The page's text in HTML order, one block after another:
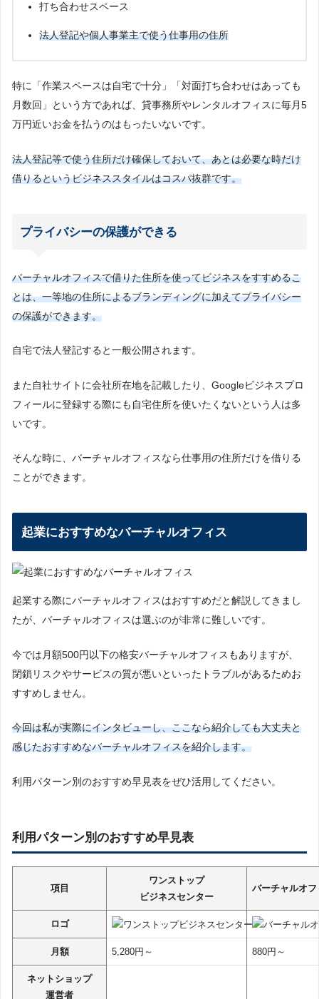
打ち合わせスペース
法人登記や個人事業主で使う仕事用の住所
特に「作業スペースは自宅で十分」「対面打ち合わせはあっても
月数回」という方であれば、貸事務所やレンタルオフィスに毎月5
万円近いお金を払うのはもったいないです。
法人登記等で使う住所だけ確保しておいて、あとは必要な時だけ
借りるというビジネススタイルはコスパ抜群です。
プライバシーの保護ができる
バーチャルオフィスで借りた住所を使ってビジネスをすすめるこ
とは、一等地の住所によるブランディングに加えてプライバシー
の保護ができます。
自宅で法人登記すると一般公開されます。
また自社サイトに会社所在地を記載したり、Googleビジネスプロ
フィールに登録する際にも自宅住所を使いたくないという人は多
いです。
そんな時に、バーチャルオフィスなら仕事用の住所だけを借りる
ことができます。
起業におすすめなバーチャルオフィス
起業する際にバーチャルオフィスはおすすめだと解説してきまし
たが、バーチャルオフィスは選ぶのが非常に難しいです。
今では月額500円以下の格安バーチャルオフィスもありますが、
閉鎖リスクやサービスの質が悪いといったトラブルがあるためお
すすめしません。
今回は私が実際にインタビューし、ここなら紹介しても大丈夫と
感じたおすすめなバーチャルオフィスを紹介します。
利用パターン別のおすすめ早見表をぜひ活用してください。
利用パターン別のおすすめ早見表
項目
ワンストップ
ビジネスセンター
バーチャルオフ
ロゴ
月額 5,280円～ 880円～
ネットショップ
運営者